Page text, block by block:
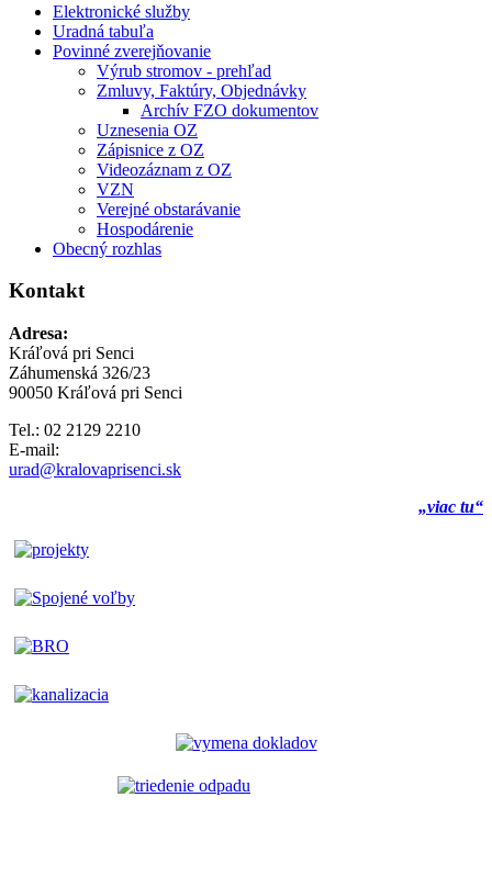
Elektronické služby
Uradná tabuľa
Povinné zverejňovanie
Výrub stromov - prehľad
Zmluvy, Faktúry, Objednávky
Archív FZO dokumentov
Uznesenia OZ
Zápisnice z OZ
Videozáznam z OZ
VZN
Verejné obstarávanie
Hospodárenie
Obecný rozhlas
Kontakt
Adresa:
Kráľová pri Senci
Záhumenská 326/23
90050 Kráľová pri Senci
Tel.: 02 2129 2210
E-mail:
urad@kralovaprisenci.sk
„viac tu“